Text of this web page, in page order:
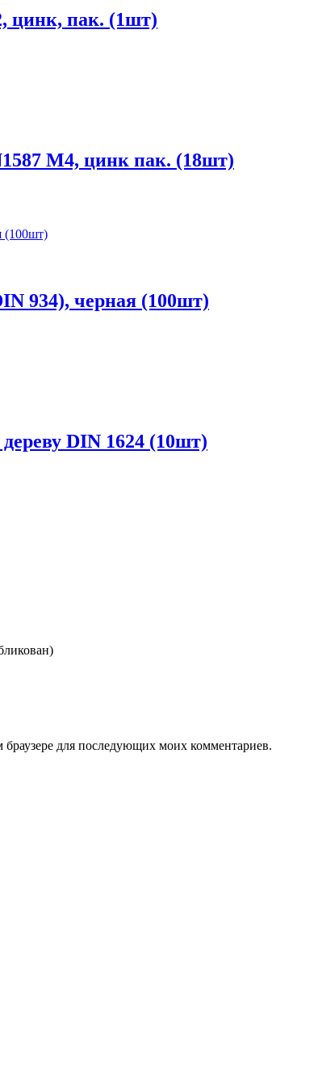
цинк, пак. (1шт)
М4, цинк пак. (18шт)
934), черная (100шт)
DIN 1624 (10шт)
для последующих моих комментариев.